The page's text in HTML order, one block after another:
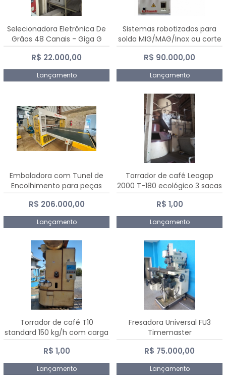
Selecionadora Eletrônica De
Grãos 48 Canais - Giga G
10000
R$ 22.000,00
Lançamento
Sistemas robotizados para
solda MIG/MAG/Inox ou corte
plasma
R$ 90.000,00
Lançamento
Embaladora com Tunel de
Encolhimento para peças
grandes portas janelas -
Dalmak
R$ 206.000,00
Lançamento
Torrador de café Leogap
2000 T-180 ecológico 3 sacas
de carga 540 kg/h
R$ 1,00
Lançamento
Torrador de café T10
standard 150 kg/h com carga
de 10 kg
R$ 1,00
Lançamento
Fresadora Universal FU3
Timemaster
R$ 75.000,00
Lançamento